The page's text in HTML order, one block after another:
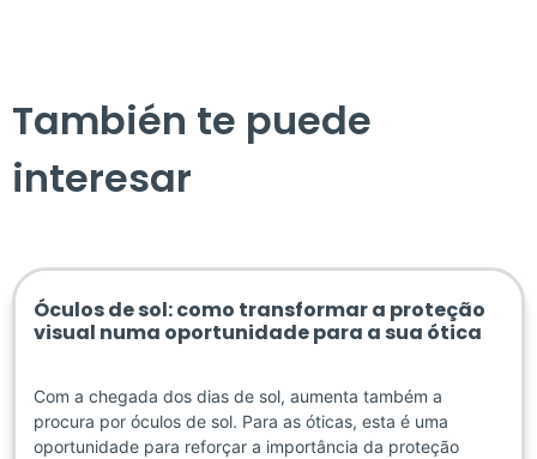
También te puede
interesar
Óculos de sol: como transformar a proteção
visual numa oportunidade para a sua ótica
Com a chegada dos dias de sol, aumenta também a
procura por óculos de sol. Para as óticas, esta é uma
oportunidade para reforçar a importância da proteção